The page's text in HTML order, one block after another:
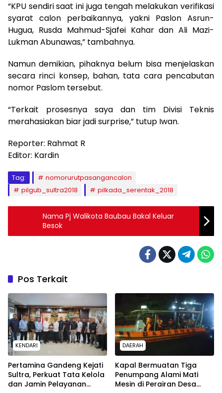
“KPU sendiri saat ini juga tengah melakukan verifikasi
syarat calon perbaikannya, yakni Paslon Asrun-
Hugua, Rusda Mahmud-Sjafei Kahar dan Ali Mazi-
Lukman Abunawas,” tambahnya.
Namun demikian, pihaknya belum bisa menjelaskan
secara rinci konsep, bahan, tata cara pencabutan
nomor Paslom tersebut.
“Terkait prosesnya saya dan tim Divisi Teknis
merahasiakan biar jadi surprise,” tutup Iwan.
Reporter: Rahmat R
Editor: Kardin
Tag:
nomorurutpasangancalon
pilgub_sultra2018
pilkada_serentak_2018
Nama Pj Walikota Baubau Bakal Keluar
Besok
Pos Terkait
KENDARI
Pertamina Gandeng Kejati
Sultra, Perkuat Tata Kelola
dan Jamin Pelayanan
DAERAH
Kapal Bermuatan Tiga
Penumpang Alami Mati
Mesin di Perairan Desa